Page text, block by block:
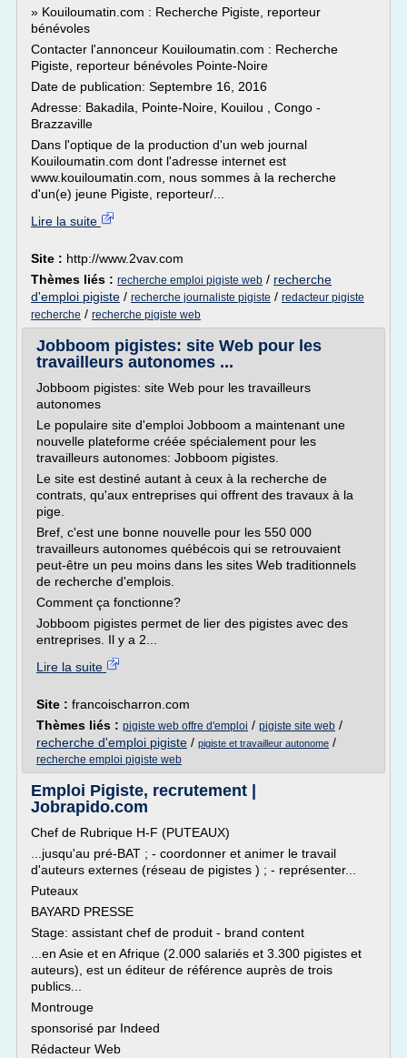
» Kouiloumatin.com : Recherche Pigiste, reporteur
bénévoles
Contacter l'annonceur Kouiloumatin.com : Recherche
Pigiste, reporteur bénévoles Pointe-Noire
Date de publication: Septembre 16, 2016
Adresse: Bakadila, Pointe-Noire, Kouilou , Congo -
Brazzaville
Dans l'optique de la production d'un web journal
Kouiloumatin.com dont l'adresse internet est
www.kouiloumatin.com, nous sommes à la recherche
d'un(e) jeune Pigiste, reporteur/...
Lire la suite
Site : http://www.2vav.com
Thèmes liés : recherche emploi pigiste web / recherche
d'emploi pigiste / recherche journaliste pigiste / redacteur pigiste
recherche / recherche pigiste web
Jobboom pigistes: site Web pour les
travailleurs autonomes ...
Jobboom pigistes: site Web pour les travailleurs
autonomes
Le populaire site d'emploi Jobboom a maintenant une
nouvelle plateforme créée spécialement pour les
travailleurs autonomes: Jobboom pigistes.
Le site est destiné autant à ceux à la recherche de
contrats, qu'aux entreprises qui offrent des travaux à la
pige.
Bref, c'est une bonne nouvelle pour les 550 000
travailleurs autonomes québécois qui se retrouvaient
peut-être un peu moins dans les sites Web traditionnels
de recherche d'emplois.
Comment ça fonctionne?
Jobboom pigistes permet de lier des pigistes avec des
entreprises. Il y a 2...
Lire la suite
Site : francoischarron.com
Thèmes liés : pigiste web offre d'emploi / pigiste site web /
recherche d'emploi pigiste / pigiste et travailleur autonome /
recherche emploi pigiste web
Emploi Pigiste, recrutement |
Jobrapido.com
Chef de Rubrique H-F (PUTEAUX)
...jusqu'au pré-BAT ; - coordonner et animer le travail
d'auteurs externes (réseau de pigistes ) ; - représenter...
Puteaux
BAYARD PRESSE
Stage: assistant chef de produit - brand content
...en Asie et en Afrique (2.000 salariés et 3.300 pigistes et
auteurs), est un éditeur de référence auprès de trois
publics...
Montrouge
sponsorisé par Indeed
Rédacteur Web